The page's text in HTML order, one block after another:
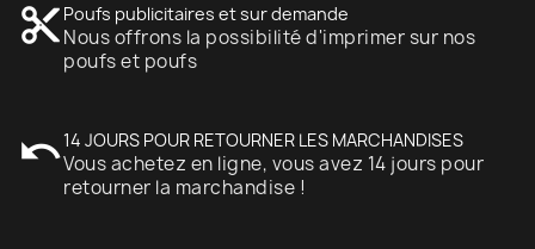
content_cut Poufs publicitaires et sur demande
Nous offrons la possibilité d'imprimer sur nos
poufs et poufs
undo14 JOURS POUR RETOURNER LES MARCHANDISES
Vous achetez en ligne, vous avez 14 jours pour
retourner la marchandise !